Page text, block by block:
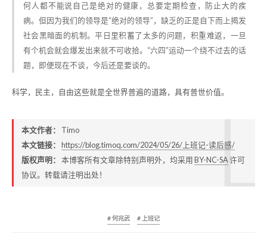
何人都不能说自己是绝对的健康，总要定期检查，防止大的疾
病。但因为我们的领导是“绝对的领导”，缺乏的正是自下而上揭发
社会黑暗面的机制。平日里积蓄了太多的问题，积重难返，一旦
有个机会就会爆发出来就不可收拾。“六四”运动一个绕不过去的话
题，即便现在不谈，今后还是要谈的。
科学，民主，自由这些就是全世界普遍的道路，具有普世价值。
本文作者： Timo
本文链接：
https://blog.timoq.com/2024/05/26/上班记-读后感/
版权声明： 本博客所有文章除特别声明外，均采用BY-NC-SA许可
协议。转载请注明出处！
# 何兆武 # 上班记